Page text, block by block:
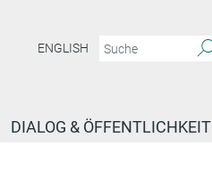
ENGLISH
DIALOG & ÖFFENTLICHKEIT